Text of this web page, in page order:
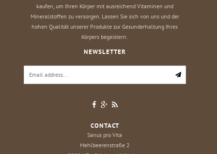
kaufen, um Ihren Körper mit ausreichend Vitaminen und
Mineralstoffen zu versorgen. Lassen Sie sich von uns und der
hohen Qualität unserer Produkte zur Gesunderhaltung Ihres
Körpers begeistern.
NEWSLETTER
CONTACT
Sanus pro Vita
Mehlbeerenstraße 2